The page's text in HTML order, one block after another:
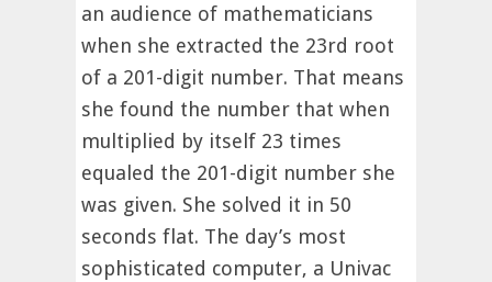
an audience of mathematicians
when she extracted the 23rd root
of a 201-digit number. That means
she found the number that when
multiplied by itself 23 times
equaled the 201-digit number she
was given. She solved it in 50
seconds flat. The day’s most
sophisticated computer, a Univac